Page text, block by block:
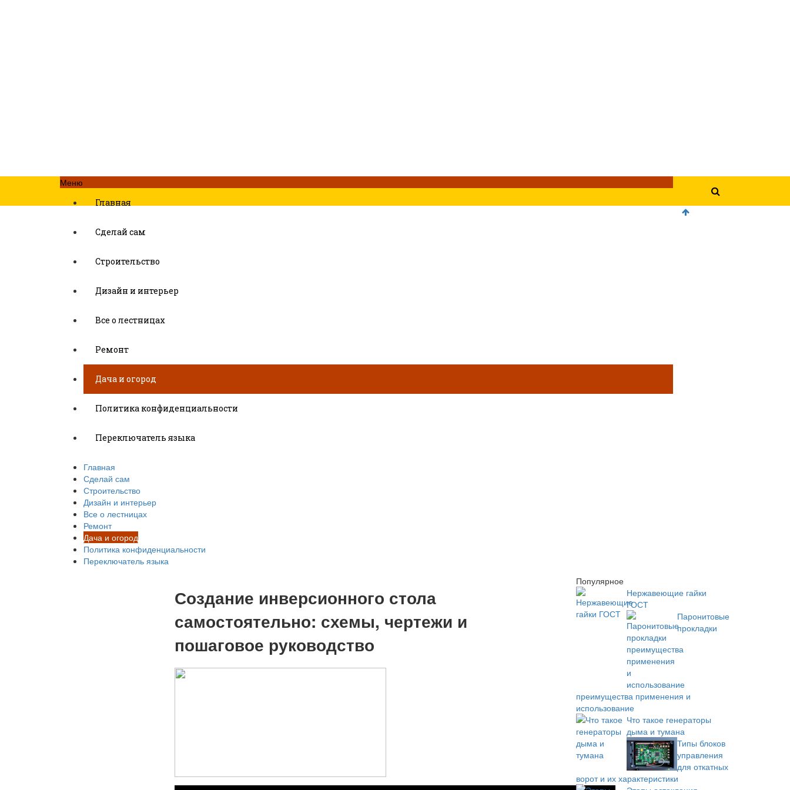
Меню
Главная
Сделай сам
Строительство
Дизайн и интерьер
Все о лестницах
Ремонт
Дача и огород
Политика конфиденциальности
Переключатель языка
Главная
Сделай сам
Строительство
Дизайн и интерьер
Все о лестницах
Ремонт
Дача и огород
Политика конфиденциальности
Переключатель языка
Создание инверсионного стола
самостоятельно: схемы, чертежи и
пошаговое руководство
Популярное
Нержавеющие гайки
ГОСТ
Паронитовые
прокладки
преимущества применения и
использование
Что такое генераторы
дыма и тумана
Типы блоков
управления
для откатных
ворот и их характеристики